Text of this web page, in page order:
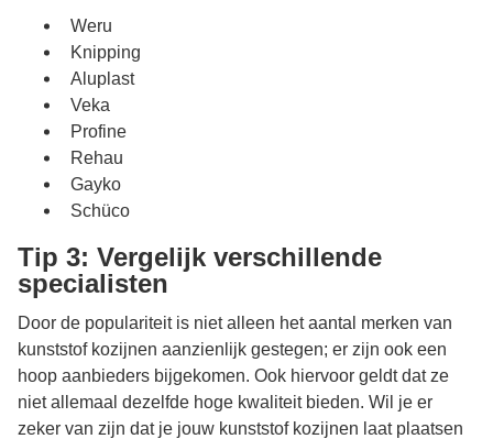
Weru
Knipping
Aluplast
Veka
Profine
Rehau
Gayko
Schüco
Tip 3: Vergelijk verschillende
specialisten
Door de populariteit is niet alleen het aantal merken van
kunststof kozijnen aanzienlijk gestegen; er zijn ook een
hoop aanbieders bijgekomen. Ook hiervoor geldt dat ze
niet allemaal dezelfde hoge kwaliteit bieden. Wil je er
zeker van zijn dat je jouw kunststof kozijnen laat plaatsen